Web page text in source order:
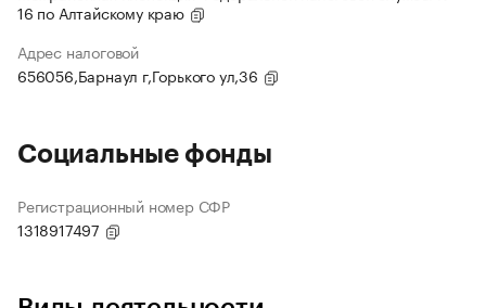
16 по Алтайскому краю
Адрес налоговой
656056,Барнаул г,Горького ул,36
Социальные фонды
Регистрационный номер СФР
1318917497